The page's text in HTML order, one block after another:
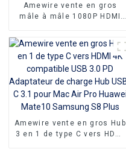
Amewire vente en gros
mâle à mâle 1080P HDMI
DVI 24 + 1 avec
connecteurs plaqués or en
filet en Nylon
Amewire vente en gros Hub
3 en 1 de type C vers HDMI